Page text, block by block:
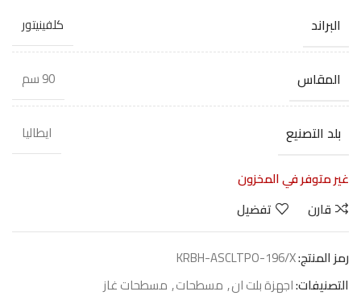
البراند كلفينيتور
المقاس 90 سم
بلد التصنيع
ايطاليا
غير متوفر في المخزون
قارن
تفضيل
رمز المنتج:KRBH-ASCLTPO-196/X
التصنيفات:اجهزة بلت ان, مسطحات, مسطحات غاز